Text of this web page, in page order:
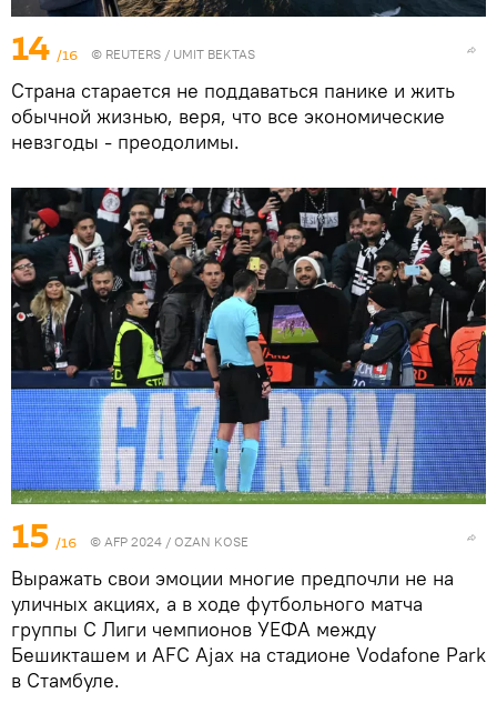
14 /16 © REUTERS / UMIT BEKTAS
Страна старается не поддаваться панике и жить
обычной жизнью, веря, что все экономические
невзгоды - преодолимы.
15 /16 © AFP 2024 / OZAN KOSE
Выражать свои эмоции многие предпочли не на
уличных акциях, а в ходе футбольного матча
группы C Лиги чемпионов УЕФА между
Бешикташем и AFC Ajax на стадионе Vodafone Park
в Стамбуле.